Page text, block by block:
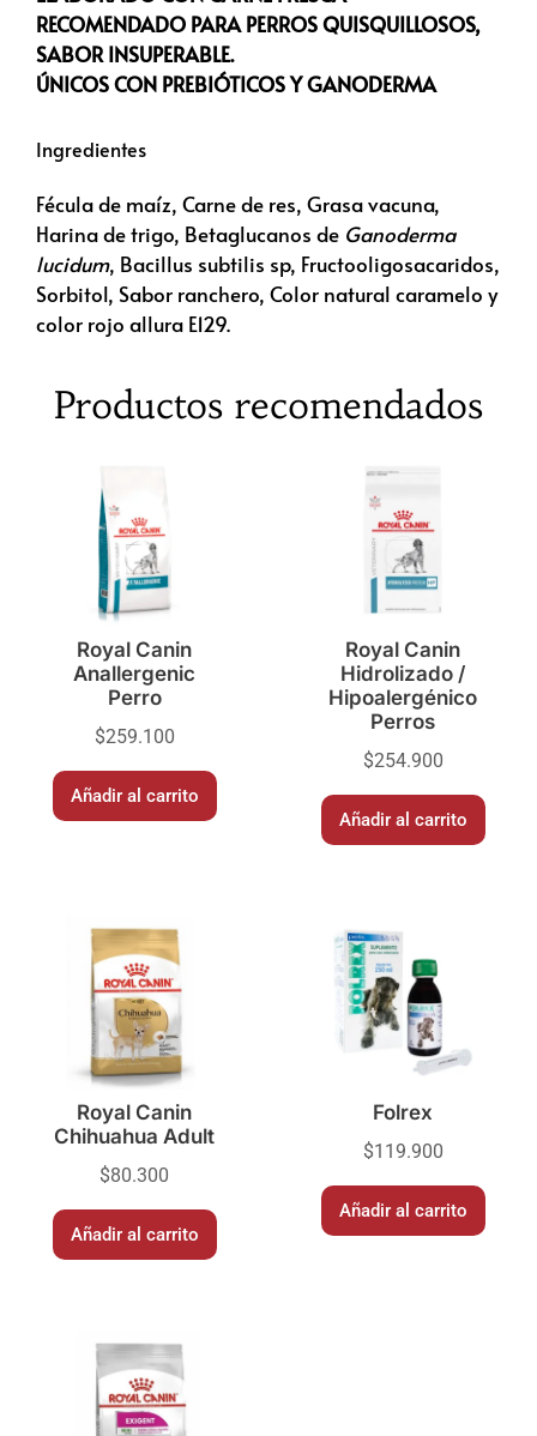
RECOMENDADO PARA PERROS QUISQUILLOSOS,
SABOR INSUPERABLE.
ÚNICOS CON PREBIÓTICOS Y GANODERMA
Ingredientes
Fécula de maíz, Carne de res, Grasa vacuna,
Harina de trigo, Betaglucanos de Ganoderma
lucidum, Bacillus subtilis sp, Fructooligosacaridos,
Sorbitol, Sabor ranchero, Color natural caramelo y
color rojo allura E129.
Productos recomendados
Royal Canin
Anallergenic
Perro
$259.100
Añadir al carrito
Royal Canin
Hidrolizado /
Hipoalergénico
Perros
$254.900
Añadir al carrito
Royal Canin
Chihuahua Adult
$80.300
Añadir al carrito
Folrex
$119.900
Añadir al carrito